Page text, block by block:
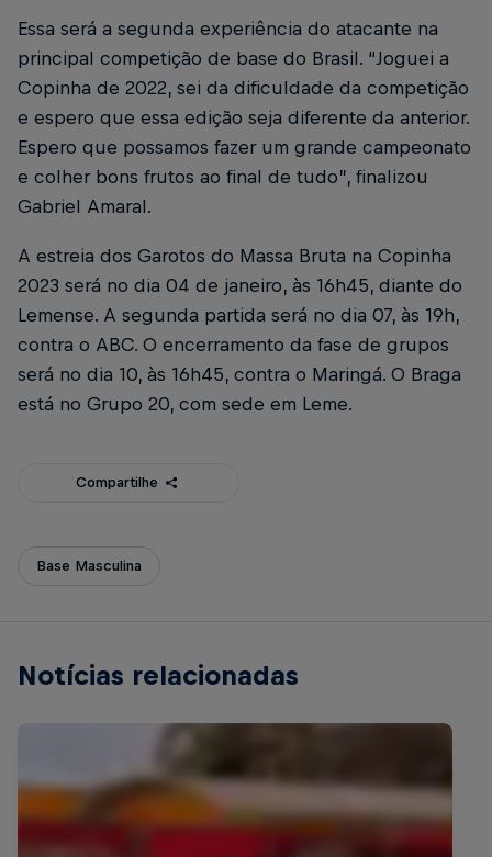
Essa será a segunda experiência do atacante na
principal competição de base do Brasil. “Joguei a
Copinha de 2022, sei da dificuldade da competição
e espero que essa edição seja diferente da anterior.
Espero que possamos fazer um grande campeonato
e colher bons frutos ao final de tudo”, finalizou
Gabriel Amaral.
A estreia dos Garotos do Massa Bruta na Copinha
2023 será no dia 04 de janeiro, às 16h45, diante do
Lemense. A segunda partida será no dia 07, às 19h,
contra o ABC. O encerramento da fase de grupos
será no dia 10, às 16h45, contra o Maringá. O Braga
está no Grupo 20, com sede em Leme.
Compartilhe
Base Masculina
Notícias relacionadas